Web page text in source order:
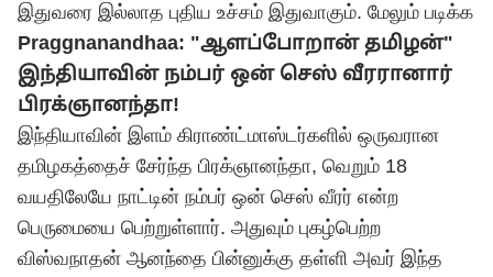
இதுவரை இல்லாத புதிய உச்சம் இதுவாகும். மேலும் படிக்க
Praggnanandhaa: "ஆளப்போறான் தமிழன்"
இந்தியாவின் நம்பர் ஒன் செஸ் வீரரானார்
பிரக்ஞானந்தா!
இந்தியாவின் இளம் கிராண்ட்மாஸ்டர்களில் ஒருவரான
தமிழகத்தைச் சேர்ந்த பிரக்ஞானந்தா, வெறும் 18
வயதிலேயே நாட்டின் நம்பர் ஒன் செஸ் வீரர் என்ற
பெருமையை பெற்றுள்ளார். அதுவும் புகழ்பெற்ற
விஸ்வநாதன் ஆனந்தை பின்னுக்கு தள்ளி அவர் இந்த